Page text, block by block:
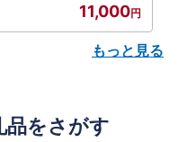
11,000
もっと見る
品をさがす